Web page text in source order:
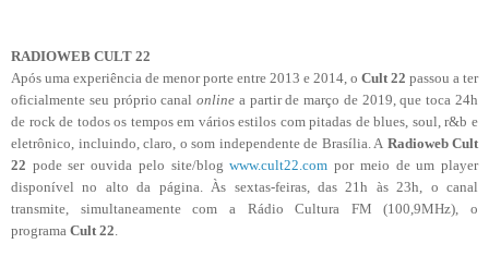
RADIOWEB CULT 22
Após uma experiência de menor porte entre 2013 e 2014, o Cult 22 passou a ter
oficialmente seu próprio canalonline a partir de março de 2019, que toca 24h
de rock de todos os tempos em vários estilos com pitadas de blues, soul, r&b e
eletrônico, incluindo, claro, o som independente de Brasília. A Radioweb Cult
22 pode ser ouvida pelo site/blogwww.cult22.com por meio de um player
disponível no alto da página. Às sextas-feiras, das 21h às 23h, o canal
transmite, simultaneamente com a Rádio Cultura FM (100,9MHz), o
programa Cult 22